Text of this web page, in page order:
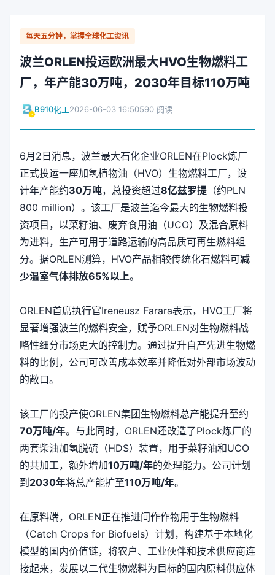
每天五分钟，掌握全球化工资讯
波兰ORLEN投运欧洲最大HVO生物燃料工
厂，年产能30万吨，2030年目标110万吨
B910化工2026-06-03 16:50590 阅读
6月2日消息，波兰最大石化企业ORLEN在Plock炼厂
正式投运一座加氢植物油（HVO）生物燃料工厂，设
计年产能约30万吨，总投资超过8亿兹罗提 （约PLN
800 million）。该工厂是波兰迄今最大的生物燃料投
资项目，以菜籽油、废弃食用油（UCO）及混合原料
为进料，生产可用于道路运输的高品质可再生燃料组
分。据ORLEN测算，HVO产品相较传统化石燃料可减
少温室气体排放65%以上。
ORLEN首席执行官Ireneusz Farara表示，HVO工厂将
显著增强波兰的燃料安全，赋予ORLEN对生物燃料战
略性细分市场更大的控制力。通过提升自产先进生物燃
料的比例，公司可改善成本效率并降低对外部市场波动
的敞口。
该工厂的投产使ORLEN集团生物燃料总产能提升至约
70万吨/年。与此同时，ORLEN还改造了Plock炼厂的
两套柴油加氢脱硫（HDS）装置，用于菜籽油和UCO
的共加工，额外增加10万吨/年的处理能力。公司计划
到 2030年将总产能扩至110万吨/年。
在原料端，ORLEN正在推进间作作物用于生物燃料
（Catch Crops for Biofuels）计划，构建基于本地化
模型的国内价值链，将农户、工业伙伴和技术供应商连
接起来，发展以二代生物燃料为目标的国内原料供应体